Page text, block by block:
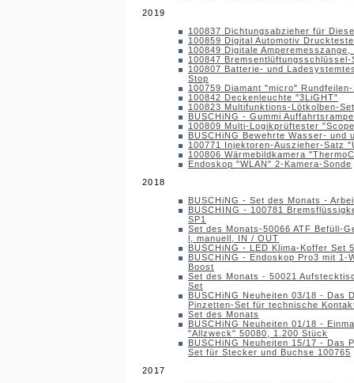
2019
100837 Dichtungsabzieher für
100859 Digital Automotiv
100849 Digitale Amperemesszange,
100847
100807 Batterie- und
Stop
100759 Diamant "micro"
100842 Deckenleuchte "3LiGHT"
100823 Multifunktions-Lötkolben-
BUSCHiNG - Gummi
100809 Multi-Logikprüftester
BUSCHiNG Bewehrte Wasser- und
100771 Injektoren-Auszieher-Satz
100806 Wärmebildkamera
Endoskop "WLAN" 2-Kamera-Sonde
2018
BUSCHiNG - Set des Monats -
BUSCHING - 100781
SP1
Set des Monats-50066 ATF Befüll-
l, manuell, IN / OUT
BUSCHiNG - LED Klima-Koffer Set
BUSCHiNG - Endoskop Pro3 mit 1-
Boost
Set des Monats - 50021
Set
BUSCHiNG Neuheiten 03/18 - Das
Pinzetten-Set für technische
Set des Monats
BUSCHiNG Neuheiten 01/18 -
"Allzweck" 50080, 1.200 Stück
BUSCHiNG Neuheiten 15/17 - Das
Set für Stecker und Buchse 100765
2017